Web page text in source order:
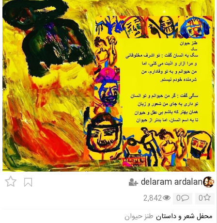
delaram ardalan
0
0
2,842
محفل شعر و داستان طنز حیوان